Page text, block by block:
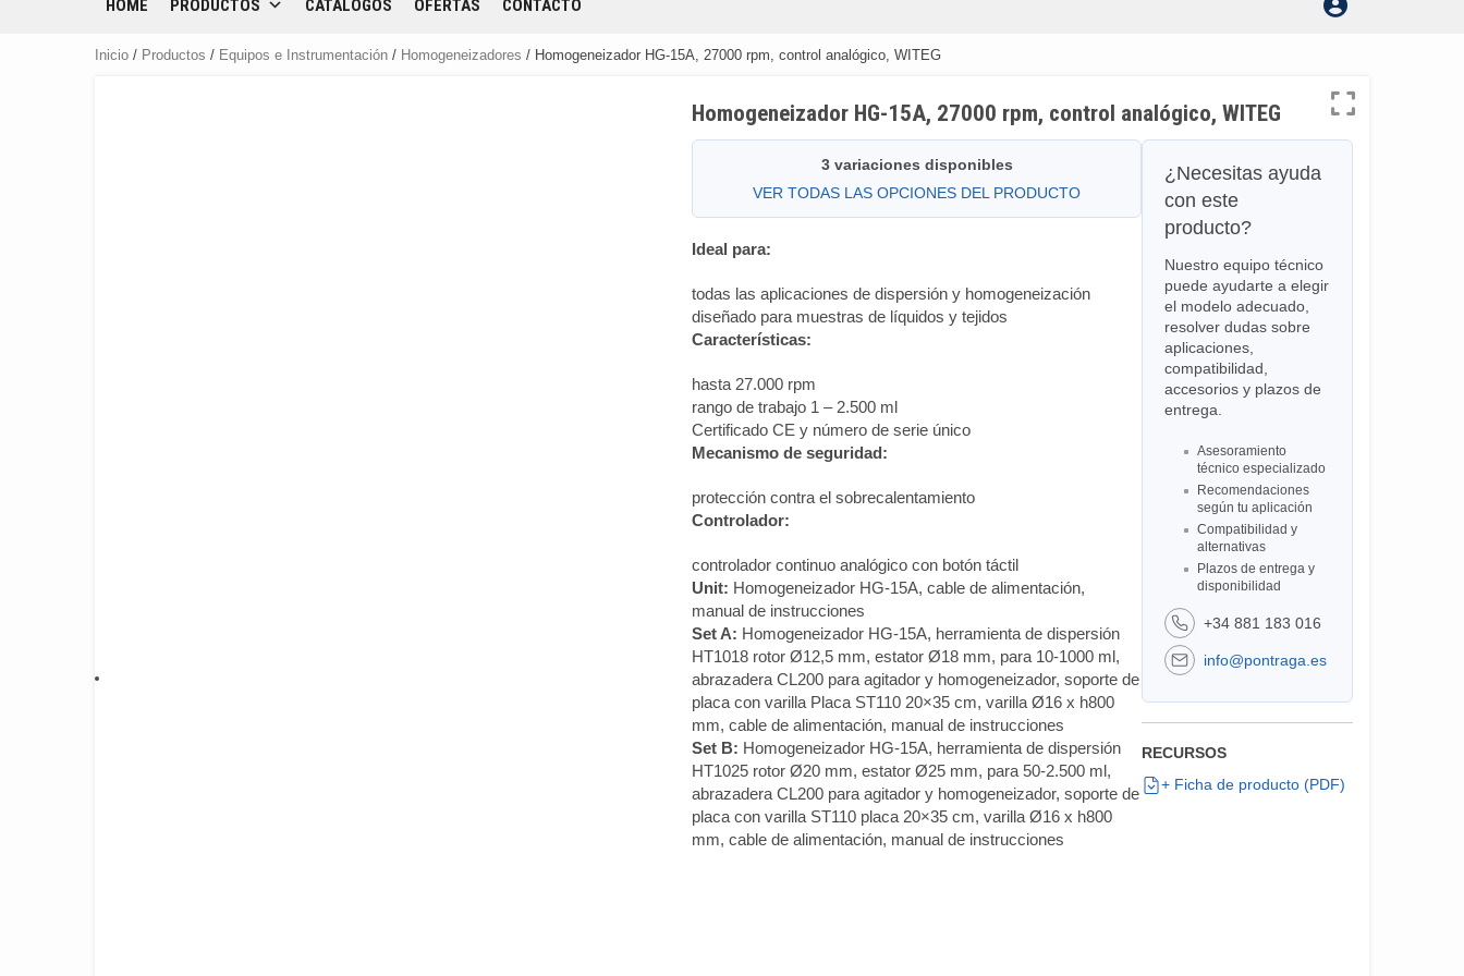
HOME PRODUCTOS CATÁLOGOS OFERTAS CONTACTO
Inicio / Productos / Equipos e Instrumentación / Homogeneizadores / Homogeneizador HG-15A, 27000 rpm, control analógico, WITEG
Homogeneizador HG-15A, 27000 rpm, control analógico, WITEG
3 variaciones disponibles
VER TODAS LAS OPCIONES DEL PRODUCTO
Ideal para:
todas las aplicaciones de dispersión y homogeneización
diseñado para muestras de líquidos y tejidos
Características:
hasta 27.000 rpm
rango de trabajo 1 – 2.500 ml
Certificado CE y número de serie único
Mecanismo de seguridad:
protección contra el sobrecalentamiento
Controlador:
controlador continuo analógico con botón táctil
Unit: Homogeneizador HG-15A, cable de alimentación,
manual de instrucciones
Set A: Homogeneizador HG-15A, herramienta de dispersión
HT1018 rotor Ø12,5 mm, estator Ø18 mm, para 10-1000 ml,
abrazadera CL200 para agitador y homogeneizador, soporte de
placa con varilla Placa ST110 20×35 cm, varilla Ø16 x h800
mm, cable de alimentación, manual de instrucciones
Set B: Homogeneizador HG-15A, herramienta de dispersión
HT1025 rotor Ø20 mm, estator Ø25 mm, para 50-2.500 ml,
abrazadera CL200 para agitador y homogeneizador, soporte de
placa con varilla ST110 placa 20×35 cm, varilla Ø16 x h800
mm, cable de alimentación, manual de instrucciones
¿Necesitas ayuda
con este
producto?
Nuestro equipo técnico
puede ayudarte a elegir
el modelo adecuado,
resolver dudas sobre
aplicaciones,
compatibilidad,
accesorios y plazos de
entrega.
Asesoramiento
técnico especializado
Recomendaciones
según tu aplicación
Compatibilidad y
alternativas
Plazos de entrega y
disponibilidad
+34 881 183 016
info@pontraga.es
RECURSOS
+ Ficha de producto (PDF)